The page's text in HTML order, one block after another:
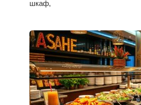
шкаф,